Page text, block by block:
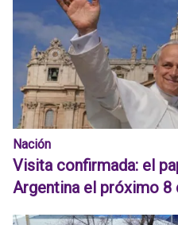
Nación
Visita confirmada: el
Argentina el próximo 8